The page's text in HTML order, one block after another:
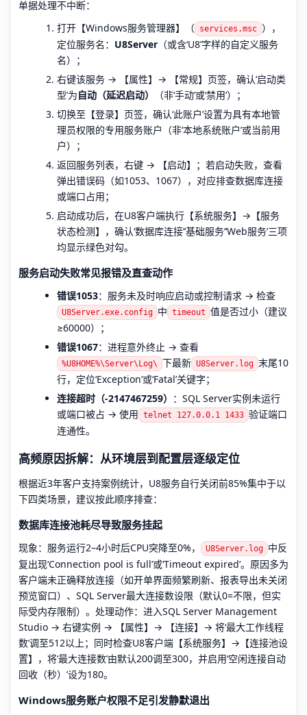
单据处理不中断：
打开【Windows服务管理器】（ services.msc ），
定位服务名： U8Server （或含‘U8’字样的自定义服务
名）；
右键该服务 → 【属性】→ 【常规】页签，确认‘启动类
型’为自动（延迟启动）
（非‘手动’或‘禁用’）；
切换至【登录】页签，确认‘此账户’设置为具有本地管
理员权限的专用服务账户（非‘本地系统账户’或当前用
户）；
返回服务列表，右键 → 【启动】；若启动失败，查看
弹出错误码（如1053、1067），对应排查数据库连接
或端口占用；
启动成功后，在U8客户端执行【系统服务】→【服务
状态检测】，确认‘数据库连接’‘基础服务’‘Web服务’三项
均显示绿色对勾。
服务启动失败常见报错及直查动作
错误1053：服务未及时响应启动或控制请求 → 检查
U8Server.exe.config 中 timeout 值是否过小（建议
≥60000）；
错误1067：进程意外终止 → 查看
%U8HOME%\Server\Log\ 下最新 U8Server.log 末尾10
行，定位‘Exception’或‘Fatal’关键字；
连接超时（-2147467259） ：SQL Server实例未运行
或端口被占 → 使用 telnet 127.0.0.1 1433 验证端口
连通性。
高频原因拆解：从环境层到配置层逐级定位
根据近3年客户支持案例统计，U8服务自行关闭前85%集中于以
下四类场景，建议按此顺序排查：
数据库连接池耗尽导致服务挂起
现象：服务运行2–4小时后CPU突降至0%， U8Server.log 中反
复出现‘Connection pool is full’或‘Timeout expired’。原因多为
客户端未正确释放连接（如开单界面频繁刷新、报表导出未关闭
预览窗口）、SQL Server最大连接数设限（默认0=不限，但实
际受内存限制）。处理动作：进入SQL Server Management
Studio → 右键实例 → 【属性】→ 【连接】→ 将‘最大工作线程
数’调至512以上；同时检查U8客户端【系统服务】→【连接池设
置】，将‘最大连接数’由默认200调至300，并启用‘空闲连接自动
回收（秒）’设为180。
Windows服务账户权限不足引发静默退出